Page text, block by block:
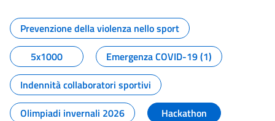
Tutti i contenuti della pagina
Prevenzione della violenza nello sport
5x1000
Emergenza COVID-19 (1)
Indennità collaboratori sportivi
Olimpiadi invernali 2026
Hackathon